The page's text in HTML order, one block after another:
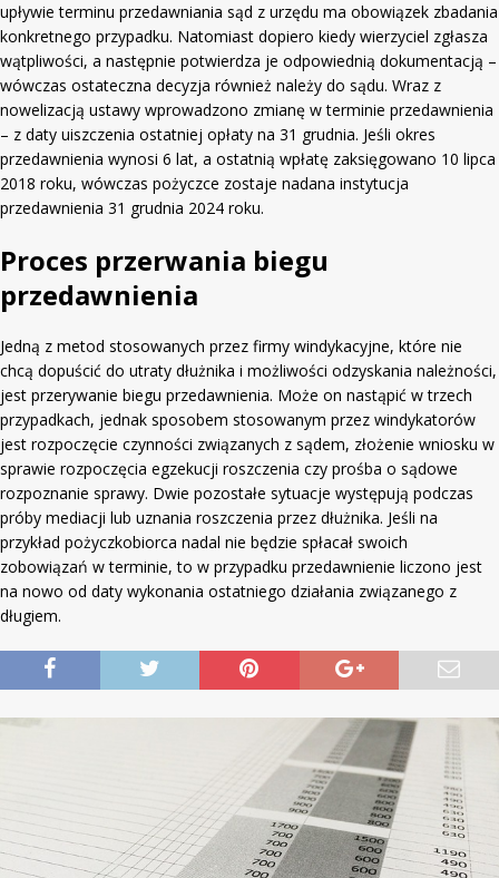
upływie terminu przedawniania sąd z urzędu ma obowiązek zbadania
konkretnego przypadku. Natomiast dopiero kiedy wierzyciel zgłasza
wątpliwości, a następnie potwierdza je odpowiednią dokumentacją –
wówczas ostateczna decyzja również należy do sądu. Wraz z
nowelizacją ustawy wprowadzono zmianę w terminie przedawnienia
– z daty uiszczenia ostatniej opłaty na 31 grudnia. Jeśli okres
przedawnienia wynosi 6 lat, a ostatnią wpłatę zaksięgowano 10 lipca
2018 roku, wówczas pożyczce zostaje nadana instytucja
przedawnienia 31 grudnia 2024 roku.
Proces przerwania biegu
przedawnienia
Jedną z metod stosowanych przez firmy windykacyjne, które nie
chcą dopuścić do utraty dłużnika i możliwości odzyskania należności,
jest przerywanie biegu przedawnienia. Może on nastąpić w trzech
przypadkach, jednak sposobem stosowanym przez windykatorów
jest rozpoczęcie czynności związanych z sądem, złożenie wniosku w
sprawie rozpoczęcia egzekucji roszczenia czy prośba o sądowe
rozpoznanie sprawy. Dwie pozostałe sytuacje występują podczas
próby mediacji lub uznania roszczenia przez dłużnika. Jeśli na
przykład pożyczkobiorca nadal nie będzie spłacał swoich
zobowiązań w terminie, to w przypadku przedawnienie liczono jest
na nowo od daty wykonania ostatniego działania związanego z
długiem.